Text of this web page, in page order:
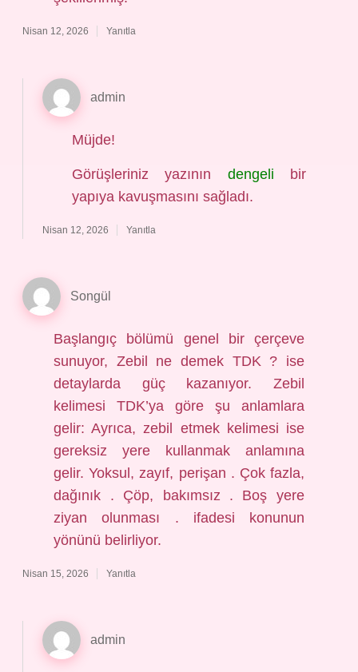
Nisan 12, 2026 Yanıtla
admin
Müjde!
Görüşleriniz yazının dengeli bir
yapıya kavuşmasını sağladı.
Nisan 12, 2026 Yanıtla
Songül
Başlangıç bölümü genel bir çerçeve
sunuyor, Zebil ne demek TDK ? ise
detaylarda güç kazanıyor. Zebil
kelimesi TDK’ya göre şu anlamlara
gelir: Ayrıca, zebil etmek kelimesi ise
gereksiz yere kullanmak anlamına
gelir. Yoksul, zayıf, perişan . Çok fazla,
dağınık . Çöp, bakımsız . Boş yere
ziyan olunması . ifadesi konunun
yönünü belirliyor.
Nisan 15, 2026 Yanıtla
admin